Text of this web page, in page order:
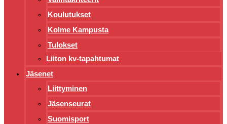
Koulutukset
Kolme Kampusta
Tulokset
Liiton kv-tapahtumat
Jäsenet
Liittyminen
Jäsenseurat
Suomisport